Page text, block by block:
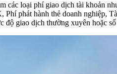
loại phí giao dịch tài khoản
phát hành thẻ doanh nghiệp,
giao dịch thường xuyên hoặc